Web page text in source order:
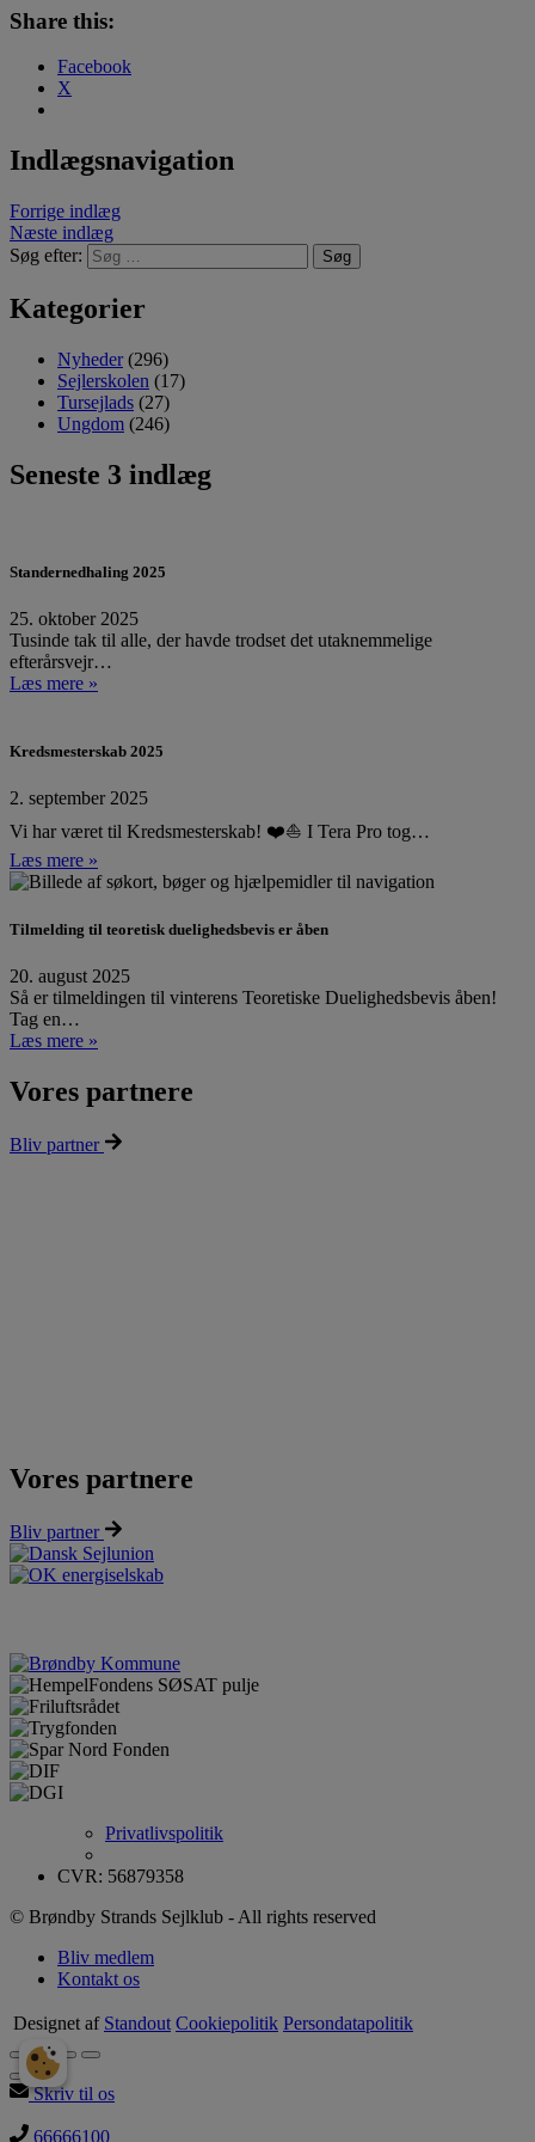
Share this:
Facebook
X
Indlægsnavigation
Forrige indlæg
Næste indlæg
Søg efter:
Kategorier
Nyheder (296)
Sejlerskolen (17)
Tursejlads (27)
Ungdom (246)
Seneste 3 indlæg
Standernedhaling 2025
25. oktober 2025
Tusinde tak til alle, der havde trodset det utaknemmelige
efterårsvejr…
Læs mere »
Kredsmesterskab 2025
2. september 2025
Vi har været til Kredsmesterskab! ❤️⛵ I Tera Pro tog…
Læs mere »
Tilmelding til teoretisk duelighedsbevis er åben
20. august 2025
Så er tilmeldingen til vinterens Teoretiske Duelighedsbevis åben!
Tag en…
Læs mere »
Vores partnere
Bliv partner
Vores partnere
Bliv partner
Privatlivspolitik
CVR: 56879358
© Brøndby Strands Sejlklub - All rights reserved
Bliv medlem
Kontakt os
Designet af Standout Cookiepolitik Persondatapolitik
Skriv til os
66666100